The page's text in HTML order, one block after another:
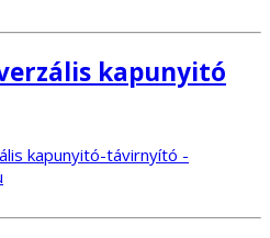
kapunyitó